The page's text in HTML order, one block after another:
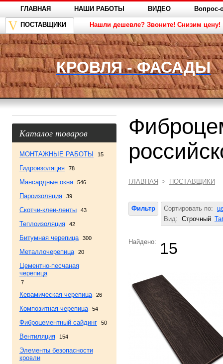
ГЛАВНАЯ НАШИ РАБОТЫ ВИДЕО Вопрос-
ПОСТАВЩИКИ Нашли дешевле? Звоните! Снизим цену!
КРОВЛЯ - ФАСАДЫ
Каталог товаров
МОНТАЖНЫЕ РАБОТЫ 15
Гидроизоляция 78
Мансардные окна 546
Пароизоляция 39
Скотчи-клеи-ленты 43
Теплоизоляция 42
Битумная черепица 300
Металлочерепица 20
Цементно-песчаная
черепица
7
Керамическая черепица 26
Композитная черепица 54
Фиброцементный сайдинг 50
Вентиляция 154
Элементы безопасности
кровли
ГЛАВНАЯ > ПОСТАВЩИКИ
Фильтр Сортировать по:
Вид: Строчный
Найдено: 15